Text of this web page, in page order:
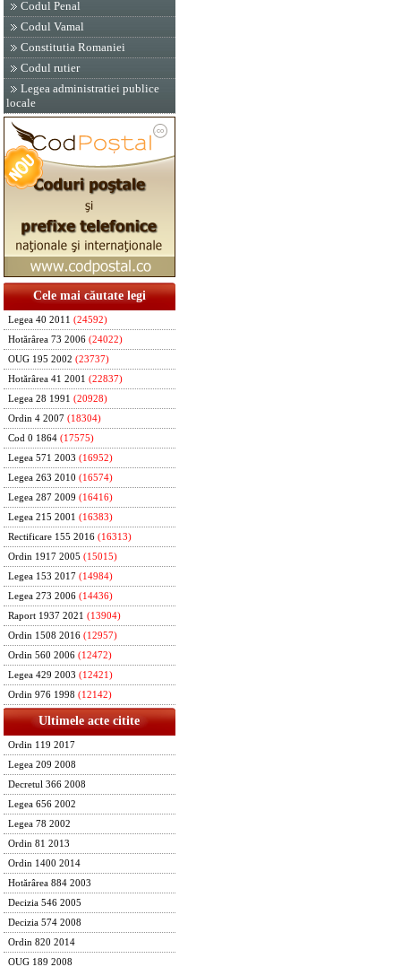
Codul Penal
Codul Vamal
Constitutia Romaniei
Codul rutier
Legea administratiei publice
locale
Cele mai căutate legi
Legea 40 2011 (24592)
Hotărârea 73 2006 (24022)
OUG 195 2002 (23737)
Hotărârea 41 2001 (22837)
Legea 28 1991 (20928)
Ordin 4 2007 (18304)
Cod 0 1864 (17575)
Legea 571 2003 (16952)
Legea 263 2010 (16574)
Legea 287 2009 (16416)
Legea 215 2001 (16383)
Rectificare 155 2016 (16313)
Ordin 1917 2005 (15015)
Legea 153 2017 (14984)
Legea 273 2006 (14436)
Raport 1937 2021 (13904)
Ordin 1508 2016 (12957)
Ordin 560 2006 (12472)
Legea 429 2003 (12421)
Ordin 976 1998 (12142)
Ultimele acte citite
Ordin 119 2017
Legea 209 2008
Decretul 366 2008
Legea 656 2002
Legea 78 2002
Ordin 81 2013
Ordin 1400 2014
Hotărârea 884 2003
Decizia 546 2005
Decizia 574 2008
Ordin 820 2014
OUG 189 2008